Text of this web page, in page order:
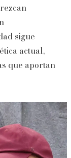
sigue
actual,
que aportan